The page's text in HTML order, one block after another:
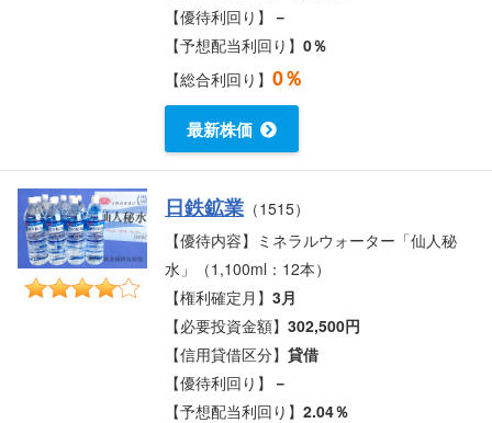
【優待利回り】 －
【予想配当利回り】0％
【総合利回り】0％
最新株価
日鉄鉱業 （1515）
【優待内容】ミネラルウォーター「仙人秘
水」（1,100ml：12本）
【権利確定月】3月
【必要投資金額】302,500円
【信用貸借区分】貸借
【優待利回り】 －
【予想配当利回り】2.04％